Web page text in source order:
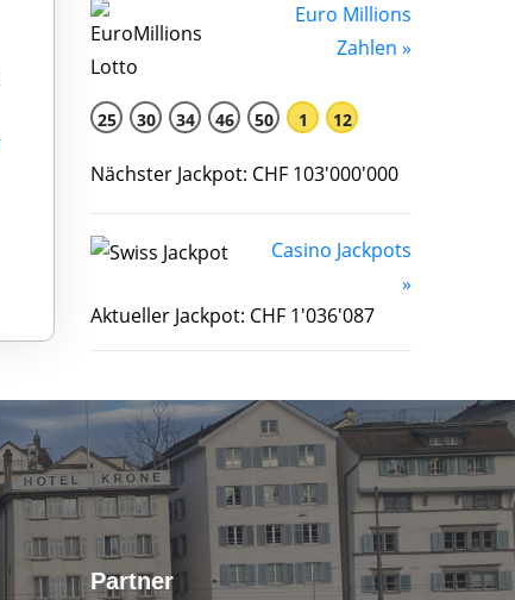
Euro Millions
Zahlen »
25 30 34 46 50 1 12
Nächster Jackpot: CHF 103'000'000
Casino Jackpots
»
Aktueller Jackpot: CHF 1'036'087
Partner